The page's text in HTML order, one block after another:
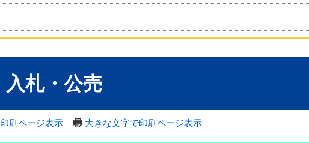
入札・公売
印刷ページ表示 大きな文字で印刷ページ表示